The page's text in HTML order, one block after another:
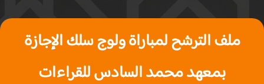
ملف الترشح لمباراة ولوج سلك الإجازة
بمعهد محمد السادس للقراءات